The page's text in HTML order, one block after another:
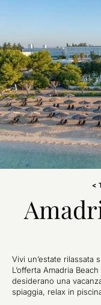
<
Vivi un’estate rilassata
L’offerta Amadria
desiderano una
spiaggia, relax in